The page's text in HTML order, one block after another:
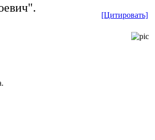
[Цитировать]